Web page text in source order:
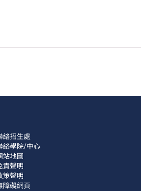
絡招生處
絡學院/中心
站地圖
責聲明
策聲明
障礙網頁